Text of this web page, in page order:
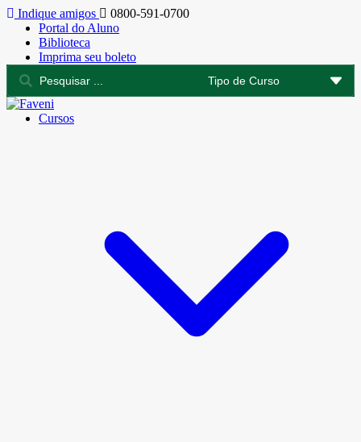
Indique amigos
0800-591-0700
Portal do Aluno
Biblioteca
Imprima seu boleto
Cursos